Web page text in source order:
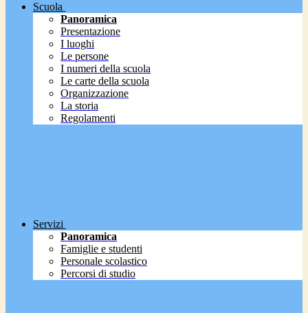
Scuola
Panoramica
Presentazione
I luoghi
Le persone
I numeri della scuola
Le carte della scuola
Organizzazione
La storia
Regolamenti
Servizi
Panoramica
Famiglie e studenti
Personale scolastico
Percorsi di studio